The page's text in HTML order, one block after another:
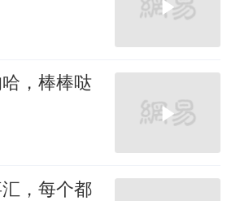
，棒棒哒
，每个都